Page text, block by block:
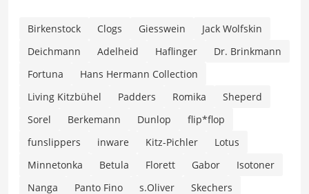
Birkenstock Clogs Giesswein
Jack Wolfskin
Deichmann
Adelheid Haflinger
Dr. Brinkmann
Fortuna
Hans Hermann Collection
Living Kitzbühel
Padders Romika
Sheperd
Sorel
Berkemann Dunlop
flip*flop
funslippers
inware Kitz-Pichler
Lotus
Minnetonka
Betula Florett Gabor
Isotoner
Nanga
Panto Fino s.Oliver Skechers